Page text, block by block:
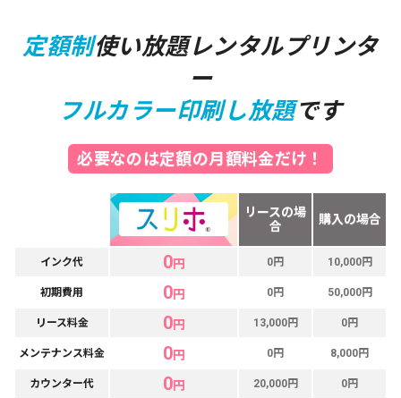
定額制使い放題レンタルプリンタ
ー
フルカラー印刷し放題です
必要なのは定額の月額料金だけ！
リースの場
合
購入の場合
インク代 0円 0円 10,000円
初期費用 0円 0円 50,000円
リース料金 0円 13,000円 0円
メンテナンス料金 0円 0円 8,000円
カウンター代 0円 20,000円 0円